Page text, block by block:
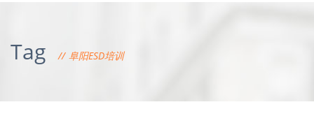
Tag 阜阳ESD培训